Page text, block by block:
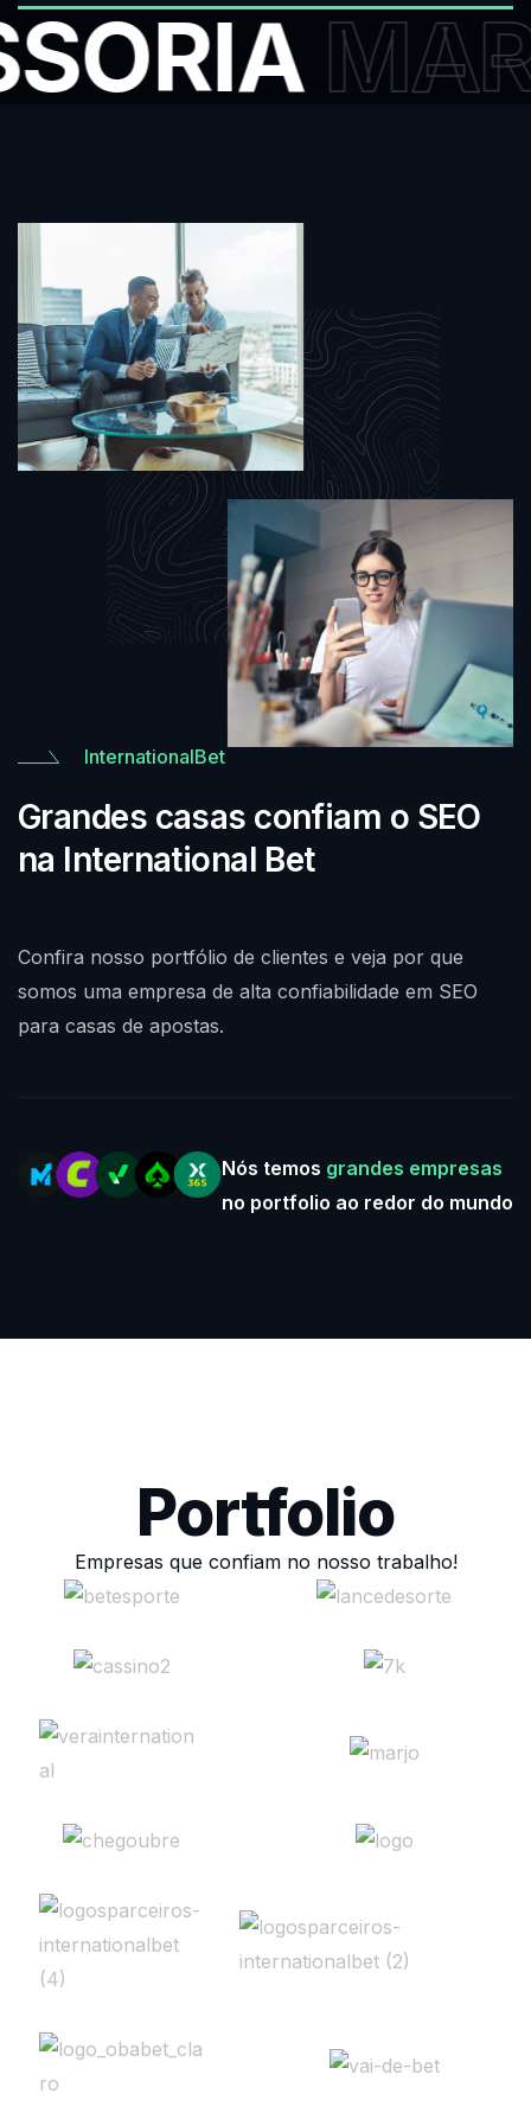
InternationalBet
Grandes casas confiam o SEO
na International Bet
Confira nosso portfólio de clientes e veja por que
somos uma empresa de alta confiabilidade em SEO
para casas de apostas.
Nós temos grandes empresas
no portfolio ao redor do mundo
Portfolio
Empresas que confiam no nosso trabalho!